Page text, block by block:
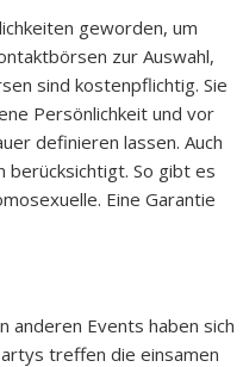
geworden, um
zur Auswahl,
sind kostenpflichtig. Sie
Persönlichkeit und vor
definieren lassen. Auch
berücksichtigt. So gibt es
Eine Garantie
anderen Events haben sich
treffen die einsamen